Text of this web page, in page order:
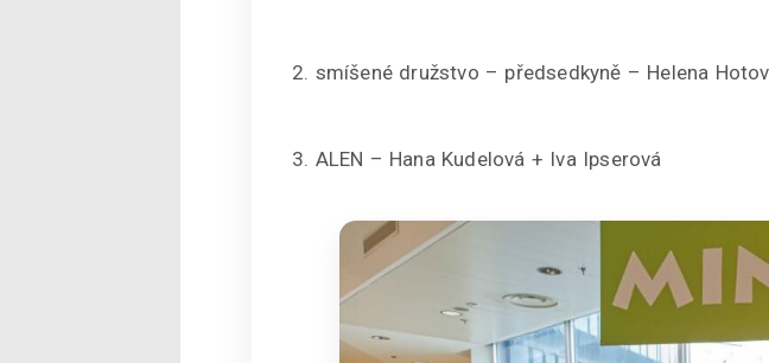
2. smíšené družstvo – předsedkyně – Helena
3. ALEN – Hana Kudelová + Iva Ipserová